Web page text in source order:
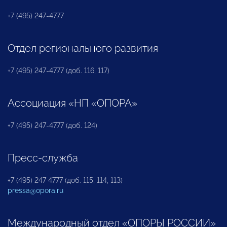
+7 (495) 247-4777
Отдел регионального развития
+7 (495) 247-4777 (доб. 116, 117)
Ассоциация «НП «ОПОРА»
+7 (495) 247-4777 (доб. 124)
Пресс-служба
+7 (495) 247 4777 (доб. 115, 114, 113)
pressa@opora.ru
Международный отдел «ОПОРЫ РОССИИ»